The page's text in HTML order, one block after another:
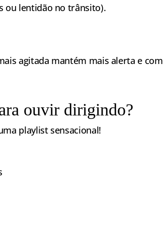
ou lentidão no trânsito).
agitada mantém mais alerta e com
ouvir dirigindo?
playlist sensacional!